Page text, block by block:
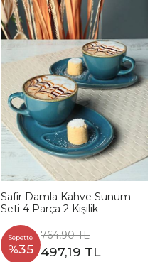
Safir Damla Kahve Sunum
Seti 4 Parça 2 Kişilik
Sepette
%35
764,90 TL
497,19 TL